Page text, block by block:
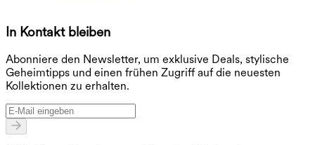
In Kontakt bleiben
Abonniere den Newsletter, um exklusive Deals, stylische
Geheimtipps und einen frühen Zugriff auf die neuesten
Kollektionen zu erhalten.